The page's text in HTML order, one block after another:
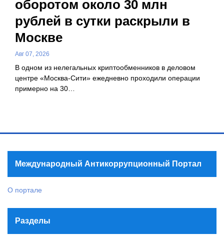
оборотом около 30 млн
рублей в сутки раскрыли в
Москве
Авг 07, 2026
В одном из нелегальных криптообменников в деловом
центре «Москва-Сити» ежедневно проходили операции
примерно на 30…
Международный Антикоррупционный Портал
О портале
Разделы